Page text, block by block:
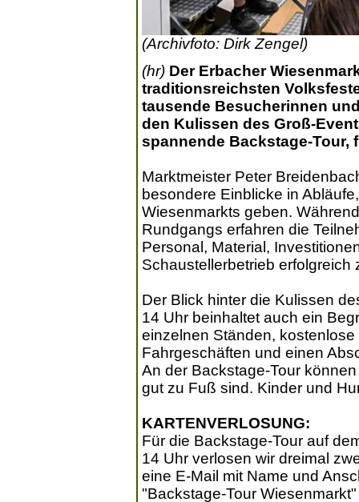
(Archivfoto: Dirk Zengel)
(hr) Der Erbacher
traditionsreichsten
tausende Besucherinnen
den Kulissen des Groß-
spannende Backstage-Tour,
Marktmeister Peter
besondere Einblicke in
Wiesenmarkts geben.
Rundgangs erfahren die
Personal, Material,
Schaustellerbetrieb erfolgreich
Der Blick hinter die Kulissen
14 Uhr beinhaltet auch ein
einzelnen Ständen,
Fahrgeschäften und einen
An der Backstage-Tour
gut zu Fuß sind. Kinder und
KARTENVERLOSUNG:
Für die Backstage-Tour auf
14 Uhr verlosen wir dreimal
eine E-Mail mit Name und
"Backstage-Tour